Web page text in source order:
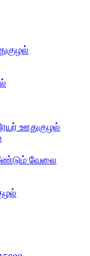
ஊதுகுழல்
வேலை